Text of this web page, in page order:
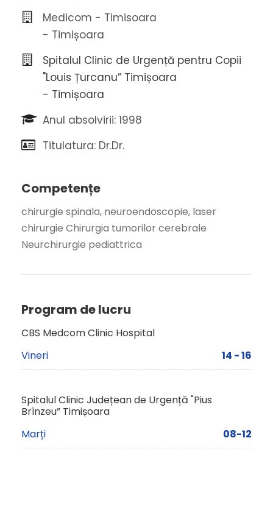
Medicom - Timisoara
- Timișoara
Spitalul Clinic de Urgență pentru Copii
"Louis Țurcanu” Timișoara
- Timișoara
Anul absolvirii: 1998
Titulatura: Dr.Dr.
Competențe
chirurgie spinala, neuroendoscopie, laser
chirurgie Chirurgia tumorilor cerebrale
Neurchirurgie pediattrica
Program de lucru
CBS Medcom Clinic Hospital
Vineri
14 - 16
Spitalul Clinic Județean de Urgență "Pius
Brînzeu” Timișoara
Marți
08-12